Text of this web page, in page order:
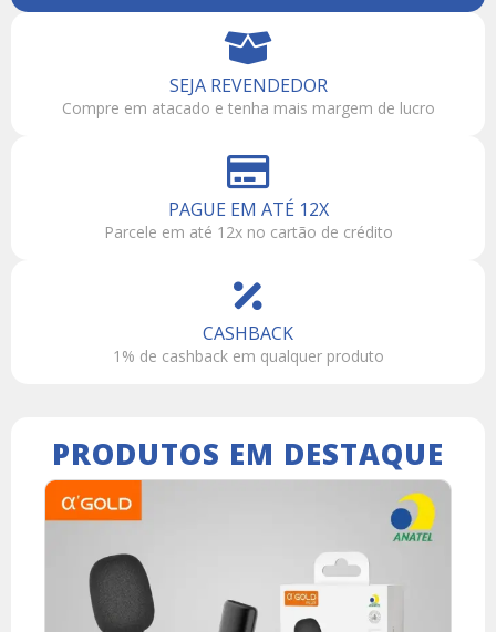
SEJA REVENDEDOR
Compre em atacado e tenha mais margem de lucro
PAGUE EM ATÉ 12X
Parcele em até 12x no cartão de crédito
CASHBACK
1% de cashback em qualquer produto
PRODUTOS EM DESTAQUE